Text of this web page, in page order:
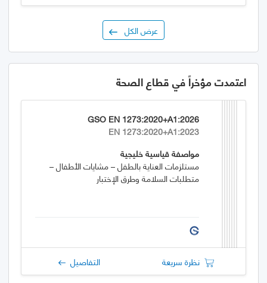
عرض الكل
اعتمدت مؤخراً في قطاع الصحة
GSO EN 1273:2020+A1:2026
EN 1273:2020+A1:2023
مواصفة قياسية خليجية
مستلزمات العناية بالطفل – مشايات الأطفال –
متطلبات السلامة وطرق الإختبار
نظرة سريعة التفاصيل